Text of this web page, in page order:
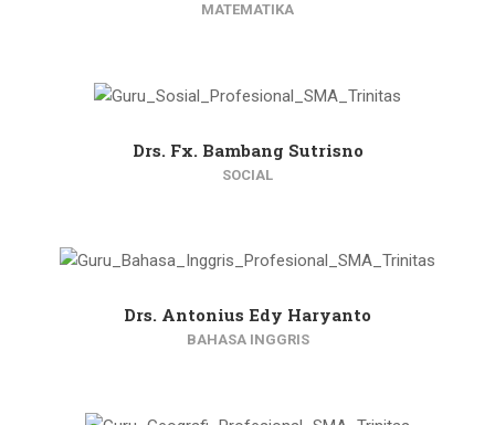
MATEMATIKA
Drs. Fx. Bambang Sutrisno
SOCIAL
Drs. Antonius Edy Haryanto
BAHASA INGGRIS